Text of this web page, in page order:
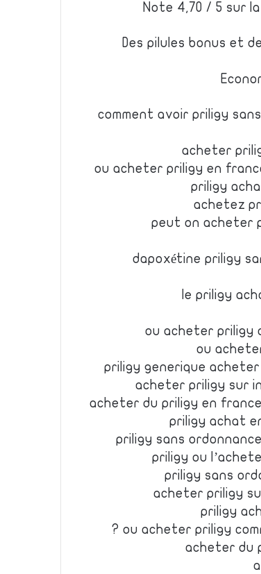
Note 4,70 / 5 sur
Des pilules bonus et
comment avoir priligy
acheter
ou acheter priligy en
priligy
achetez
peut on acheter
dapoxétine priligy
le priligy
ou acheter priligy
ou
priligy generique
acheter priligy sur
acheter du priligy en
priligy achat
priligy sans
priligy ou
priligy sans
acheter priligy
priligy
ou acheter priligy
acheter du